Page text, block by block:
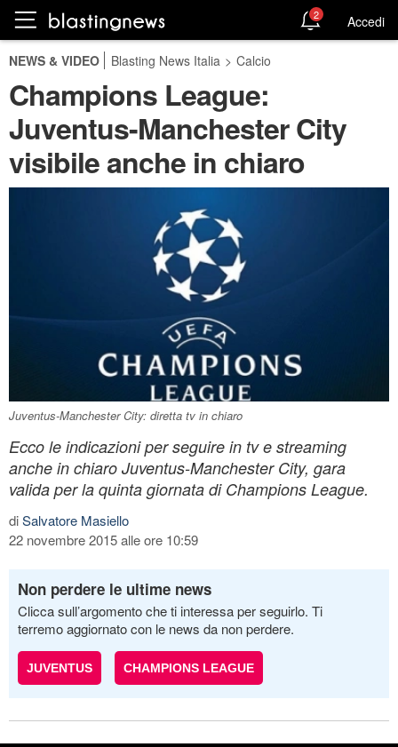
2 Accedi
NEWS & VIDEO Blasting News Italia > Calcio
Champions League:
Juventus-Manchester City
visibile anche in chiaro
Juventus-Manchester City: diretta tv in chiaro
Ecco le indicazioni per seguire in tv e streaming
anche in chiaro Juventus-Manchester City, gara
valida per la quinta giornata di Champions League.
diSalvatore Masiello
22 novembre 2015 alle ore 10:59
Non perdere le ultime news
Clicca sull’argomento che ti interessa per seguirlo. Ti
terremo aggiornato con le news da non perdere.
JUVENTUS CHAMPIONS LEAGUE